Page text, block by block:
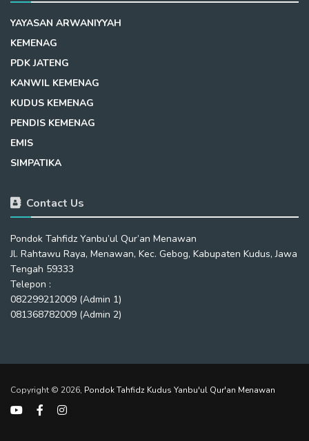
YAYASAN ARWANIYYAH
KEMENAG
PDK JATENG
KANWIL KEMENAG
KUDUS KEMENAG
PENDIS KEMENAG
EMIS
SIMPATIKA
Contact Us
Pondok Tahfidz Yanbu’ul Qur’an Menawan
Jl. Rahtawu Raya, Menawan, Kec. Gebog, Kabupaten Kudus, Jawa
Tengah 59333
Telepon :
082299212009 (Admin 1)
081368782009 (Admin 2)
Copyright © 2026, Pondok Tahfidz Kudus Yanbu'ul Qur'an Menawan